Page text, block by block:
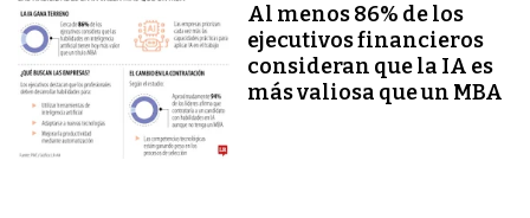
Al menos 86% de los
ejecutivos financieros
consideran que la IA es
más valiosa que un MBA